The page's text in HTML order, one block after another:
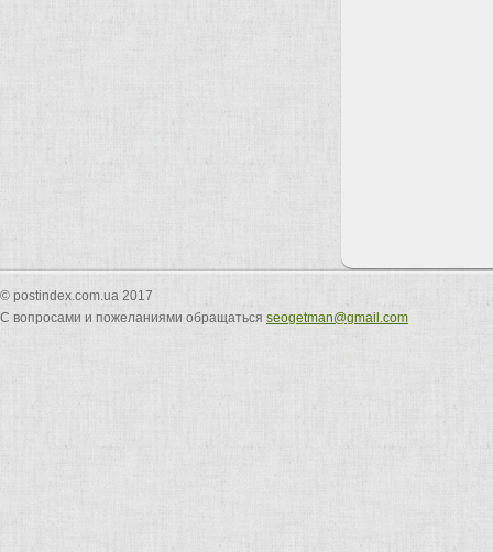
© postindex.com.ua 2017
С вопросами и пожеланиями обращаться seogetman@gmail.com